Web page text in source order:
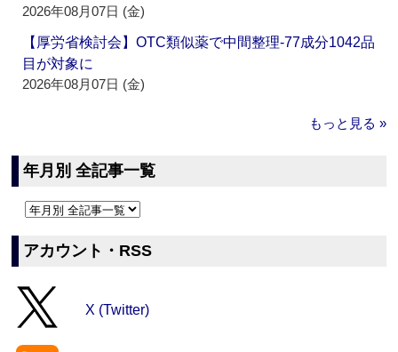
2026年08月07日 (金)
【厚労省検討会】OTC類似薬で中間整理‐77成分1042品
目が対象に
2026年08月07日 (金)
もっと見る »
年月別 全記事一覧
アカウント・RSS
X (Twitter)